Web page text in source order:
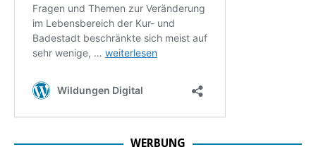
WERBUNG